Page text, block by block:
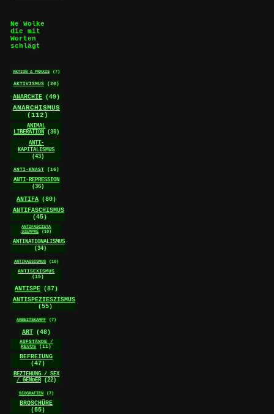
Ne Wolke
die mit
Worten
schlägt
AKTION & PRAXIS (7)
AKTIVISMUS (20)
ANARCHIE (49)
ANARCHISMUS
(112)
ANIMAL
LIBERATION
(30)
ANTI-
KAPITALISMUS
(43)
ANTI-KNAST (16)
ANTI-REPRESSION
(36)
ANTIFA (80)
ANTIFASCHISMUS
(45)
ANTIFASCISTA
SIEMPRE
(10)
ANTINATIONALISMUS
(34)
ANTIRASSISMUS (10)
ANTISEXISMUS
(15)
ANTISPE (87)
ANTISPEZIESZISMUS
(55)
ARBEITSKAMPF (7)
ART (48)
AUFSTÄNDE /
REVOS
(11)
BEFREIUNG
(47)
BEZIEHUNG / SEX
/ GENDER
(22)
BIOGRAFIEN (7)
BROSCHÜRE
(55)